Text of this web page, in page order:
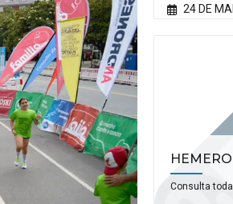
24 DE
Consulta